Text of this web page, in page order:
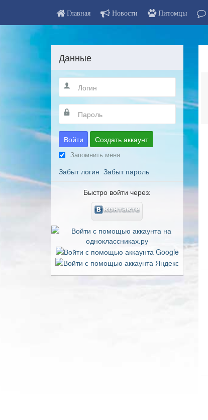
Главная Новости Питомцы
Данные
Войти Создать аккаунт
Запомнить меня
Забыт логин Забыт пароль
Быстро войти через: